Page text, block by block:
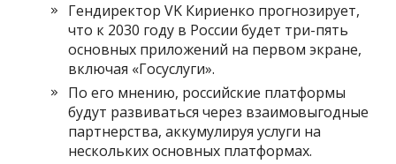
Гендиректор VK Кириенко прогнозирует,
что к 2030 году в России будет три-пять
основных приложений на первом экране,
включая «Госуслуги».
По его мнению, российские платформы
будут развиваться через взаимовыгодные
партнерства, аккумулируя услуги на
нескольких основных платформах.